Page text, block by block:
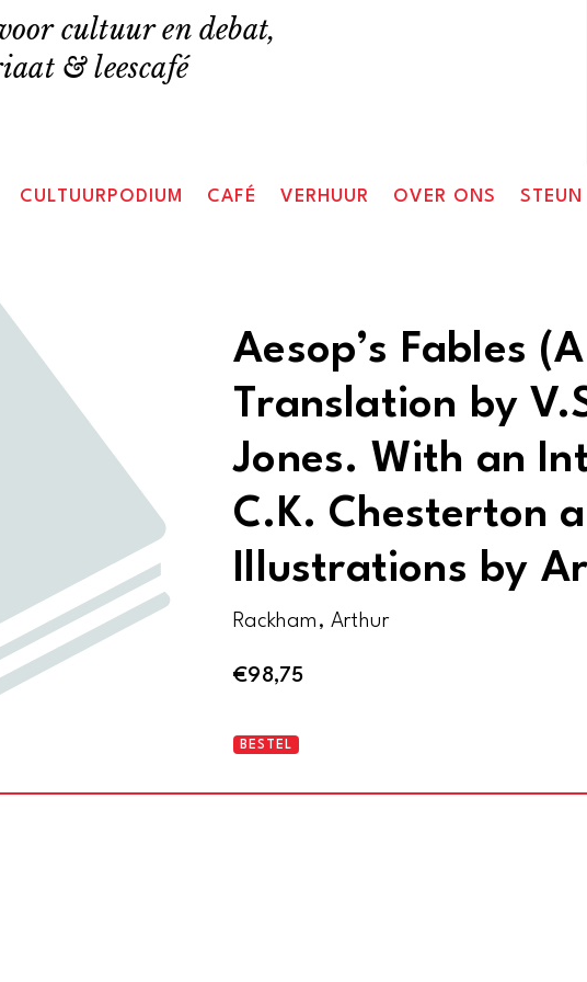
cultuur en debat,
& leescafé
CULTUURPODIUM CAFÉ VERHUUR OVER ONS STEUN
Aesop’s Fables
Translation by
Jones. With an
C.K. Chesterton
Illustrations by
Rackham, Arthur
€98,75
Aesop's
BESTEL